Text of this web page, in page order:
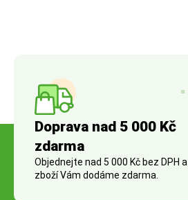
Doprava nad 5 000 Kč
zdarma
Objednejte nad 5 000 Kč bez DPH a
zboží Vám dodáme zdarma.